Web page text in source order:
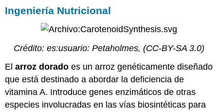
Ingeniería Nutricional
Crédito: es:usuario: Petaholmes, (CC-BY-SA 3.0)
Elarroz dorado es un arroz genéticamente diseñado
que está destinado a abordar la deficiencia de
vitamina A. Introduce genes enzimáticos de otras
especies involucradas en las vías biosintéticas para